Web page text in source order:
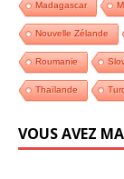
Madagascar
Nouvelle Zélande
Roumanie
Thaïlande
VOUS AVEZ